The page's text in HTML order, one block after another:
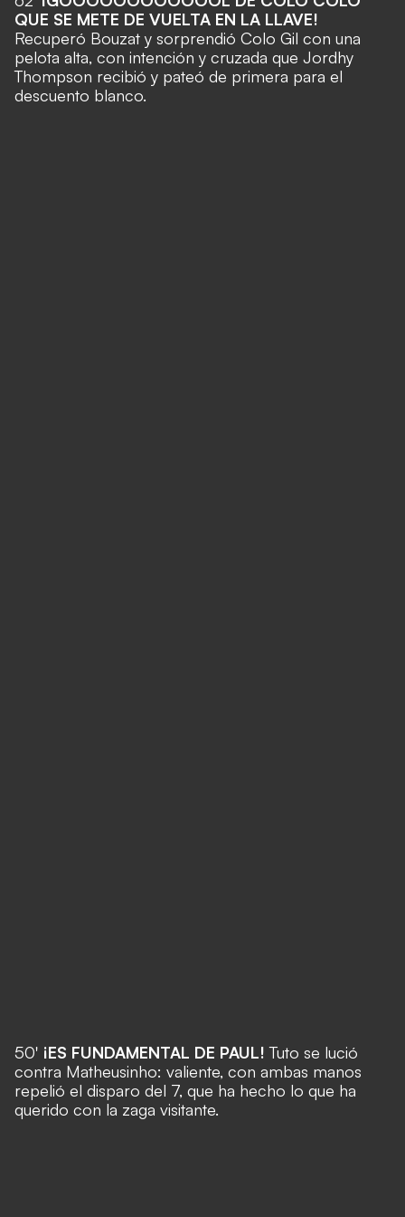
QUE SE METE DE VUELTA EN LA LLAVE!
Recuperó Bouzat y sorprendió Colo Gil con una
pelota alta, con intención y cruzada que Jordhy
Thompson recibió y pateó de primera para el
descuento blanco.
50' ¡ES FUNDAMENTAL DE PAUL! Tuto se lució
contra Matheusinho: valiente, con ambas manos
repelió el disparo del 7, que ha hecho lo que ha
querido con la zaga visitante.